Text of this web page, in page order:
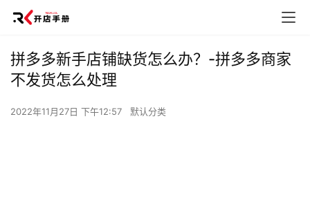
拼多多新手店铺缺货怎么办？-拼多多商家
不发货怎么处理
2022年11月27日 下午12:57 默认分类